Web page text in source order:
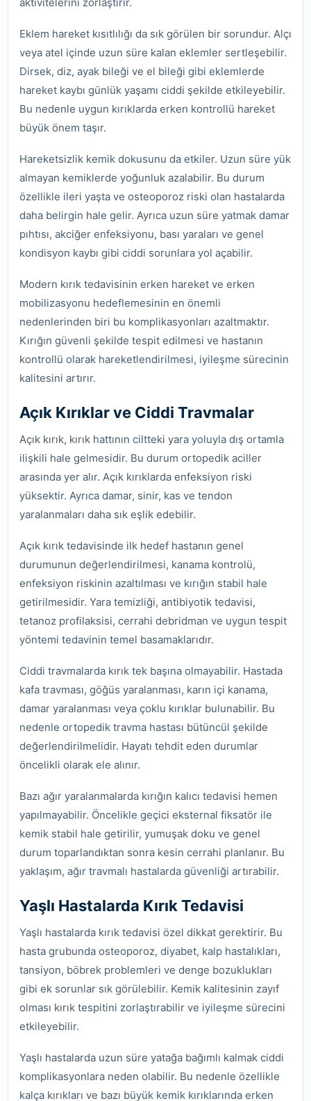
Eklem hareket kısıtlılığı da sık görülen bir sorundur. Alçı
veya atel içinde uzun süre kalan eklemler sertleşebilir.
Dirsek, diz, ayak bileği ve el bileği gibi eklemlerde
hareket kaybı günlük yaşamı ciddi şekilde etkileyebilir.
Bu nedenle uygun kırıklarda erken kontrollü hareket
büyük önem taşır.
Hareketsizlik kemik dokusunu da etkiler. Uzun süre yük
almayan kemiklerde yoğunluk azalabilir. Bu durum
özellikle ileri yaşta ve osteoporoz riski olan hastalarda
daha belirgin hale gelir. Ayrıca uzun süre yatmak damar
pıhtısı, akciğer enfeksiyonu, bası yaraları ve genel
kondisyon kaybı gibi ciddi sorunlara yol açabilir.
Modern kırık tedavisinin erken hareket ve erken
mobilizasyonu hedeflemesinin en önemli
nedenlerinden biri bu komplikasyonları azaltmaktır.
Kırığın güvenli şekilde tespit edilmesi ve hastanın
kontrollü olarak hareketlendirilmesi, iyileşme sürecinin
kalitesini artırır.
Açık Kırıklar ve Ciddi Travmalar
Açık kırık, kırık hattının ciltteki yara yoluyla dış ortamla
ilişkili hale gelmesidir. Bu durum ortopedik aciller
arasında yer alır. Açık kırıklarda enfeksiyon riski
yüksektir. Ayrıca damar, sinir, kas ve tendon
yaralanmaları daha sık eşlik edebilir.
Açık kırık tedavisinde ilk hedef hastanın genel
durumunun değerlendirilmesi, kanama kontrolü,
enfeksiyon riskinin azaltılması ve kırığın stabil hale
getirilmesidir. Yara temizliği, antibiyotik tedavisi,
tetanoz profilaksisi, cerrahi debridman ve uygun tespit
yöntemi tedavinin temel basamaklarıdır.
Ciddi travmalarda kırık tek başına olmayabilir. Hastada
kafa travması, göğüs yaralanması, karın içi kanama,
damar yaralanması veya çoklu kırıklar bulunabilir. Bu
nedenle ortopedik travma hastası bütüncül şekilde
değerlendirilmelidir. Hayatı tehdit eden durumlar
öncelikli olarak ele alınır.
Bazı ağır yaralanmalarda kırığın kalıcı tedavisi hemen
yapılmayabilir. Öncelikle geçici eksternal fiksatör ile
kemik stabil hale getirilir, yumuşak doku ve genel
durum toparlandıktan sonra kesin cerrahi planlanır. Bu
yaklaşım, ağır travmalı hastalarda güvenliği artırabilir.
Yaşlı Hastalarda Kırık Tedavisi
Yaşlı hastalarda kırık tedavisi özel dikkat gerektirir. Bu
hasta grubunda osteoporoz, diyabet, kalp hastalıkları,
tansiyon, böbrek problemleri ve denge bozuklukları
gibi ek sorunlar sık görülebilir. Kemik kalitesinin zayıf
olması kırık tespitini zorlaştırabilir ve iyileşme sürecini
etkileyebilir.
Yaşlı hastalarda uzun süre yatağa bağımlı kalmak ciddi
komplikasyonlara neden olabilir. Bu nedenle özellikle
kalça kırıkları ve bazı büyük kemik kırıklarında erken